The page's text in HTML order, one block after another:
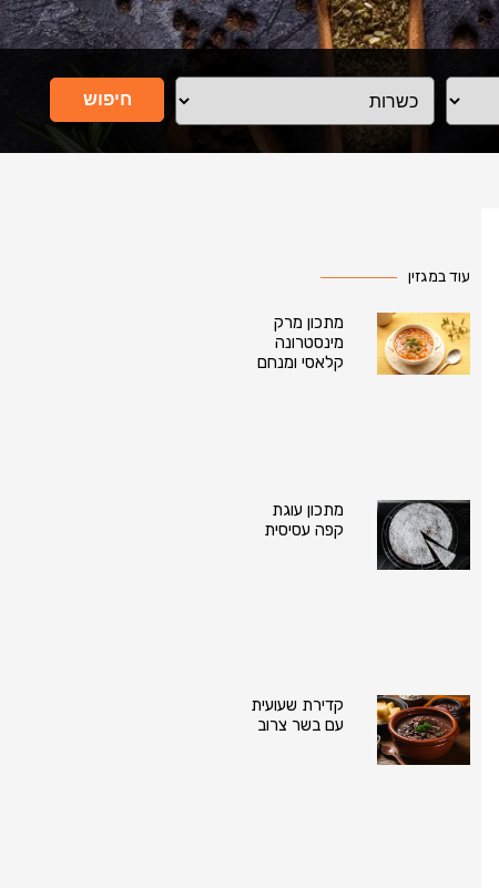
חיפוש
עוד במגזין
מתכון מרק
מינסטרונה
קלאסי ומנחם
מתכון עוגת
קפה עסיסית
קדירת שעועית
עם בשר צרוב